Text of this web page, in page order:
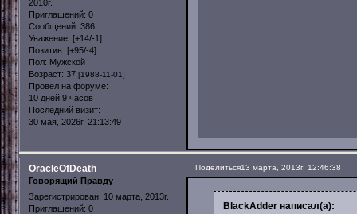
2010г.
Приглашений: 0
Сообщений: 386
Уважение: [+14/-1]
Позитив: [+95/-4]
Пол: Мужской
Возраст: 37 [1988-11-01]
Провел на форуме:
10 дней 9 часов
Последний визит:
30 мая, 2026г. 21:13:49
Поделиться13 марта, 2013г. 12:46:38
OracleOfDeath
Говорящий Правду
Зарегистрирован: 10 марта, 2013г.
Приглашений: 0
BlackAdder написал(а):